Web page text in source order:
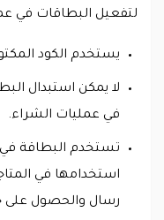
لتفعيل البطاقات في
يستخدم الكود
لا يمكن استبدال
في عمليات الشراء.
تستخدم البطاقة
استخدامها في
رسال والحصول